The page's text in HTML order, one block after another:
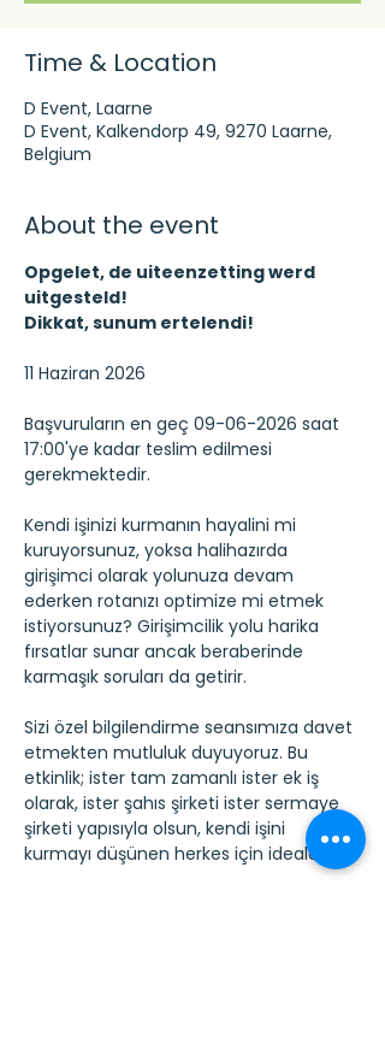
Time & Location
D Event, Laarne
D Event, Kalkendorp 49, 9270 Laarne,
Belgium
About the event
Opgelet, de uiteenzetting werd
uitgesteld!
Dikkat, sunum ertelendi!
11 Haziran 2026
Başvuruların en geç 09-06-2026 saat
17:00'ye kadar teslim edilmesi
gerekmektedir.
Kendi işinizi kurmanın hayalini mi
kuruyorsunuz, yoksa halihazırda
girişimci olarak yolunuza devam
ederken rotanızı optimize mi etmek
istiyorsunuz? Girişimcilik yolu harika
fırsatlar sunar ancak beraberinde
karmaşık soruları da getirir.
Sizi özel bilgilendirme seansımıza davet
etmekten mutluluk duyuyoruz. Bu
etkinlik; ister tam zamanlı ister ek iş
olarak, ister şahıs şirketi ister sermaye
şirketi yapısıyla olsun, kendi işini
kurmayı düşünen herkes için idealdir.